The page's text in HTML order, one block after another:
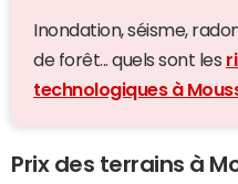
Inondation, séisme,
de forêt... quels sont les
technologiques à
Prix des terrains à